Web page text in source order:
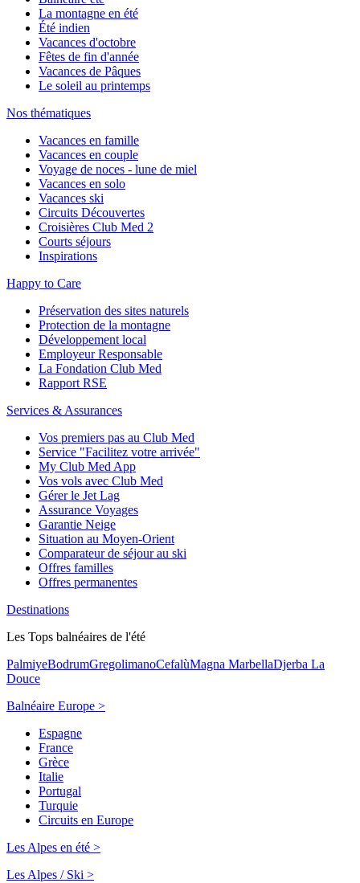
La montagne en été
Été indien
Vacances d'octobre
Fêtes de fin d'année
Vacances de Pâques
Le soleil au printemps
Nos thématiques
Vacances en famille
Vacances en couple
Voyage de noces - lune de miel
Vacances en solo
Vacances ski
Circuits Découvertes
Croisières Club Med 2
Courts séjours
Inspirations
Happy to Care
Préservation des sites naturels
Protection de la montagne
Développement local
Employeur Responsable
La Fondation Club Med
Rapport RSE
Services & Assurances
Vos premiers pas au Club Med
Service "Facilitez votre arrivée"
My Club Med App
Vos vols avec Club Med
Gérer le Jet Lag
Assurance Voyages
Garantie Neige
Situation au Moyen-Orient
Comparateur de séjour au ski
Offres familles
Offres permanentes
Destinations
Les Tops balnéaires de l'été
PalmiyeBodrumGregolimanoCefalùMagna MarbellaDjerba La
Douce
Balnéaire Europe >
Espagne
France
Grèce
Italie
Portugal
Turquie
Circuits en Europe
Les Alpes en été >
Les Alpes / Ski >